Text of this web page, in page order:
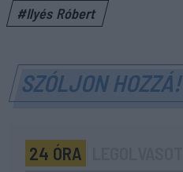
#Ilyés Róbert
SZÓLJON HOZZÁ!
24 ÓRA